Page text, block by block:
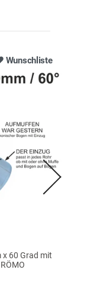
Wunschliste
x 60 Grad mit